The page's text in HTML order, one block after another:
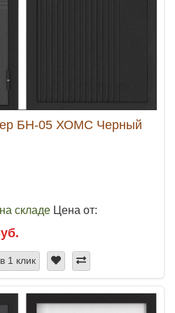
БН-05 ХОМС Черный
складе Цена от:
1 клик